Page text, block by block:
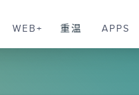
WEB+ 重温 APPS